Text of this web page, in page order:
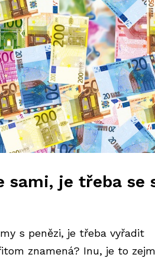
sami, je třeba se
s penězi, je třeba vyřadit
znamená? Inu, je to